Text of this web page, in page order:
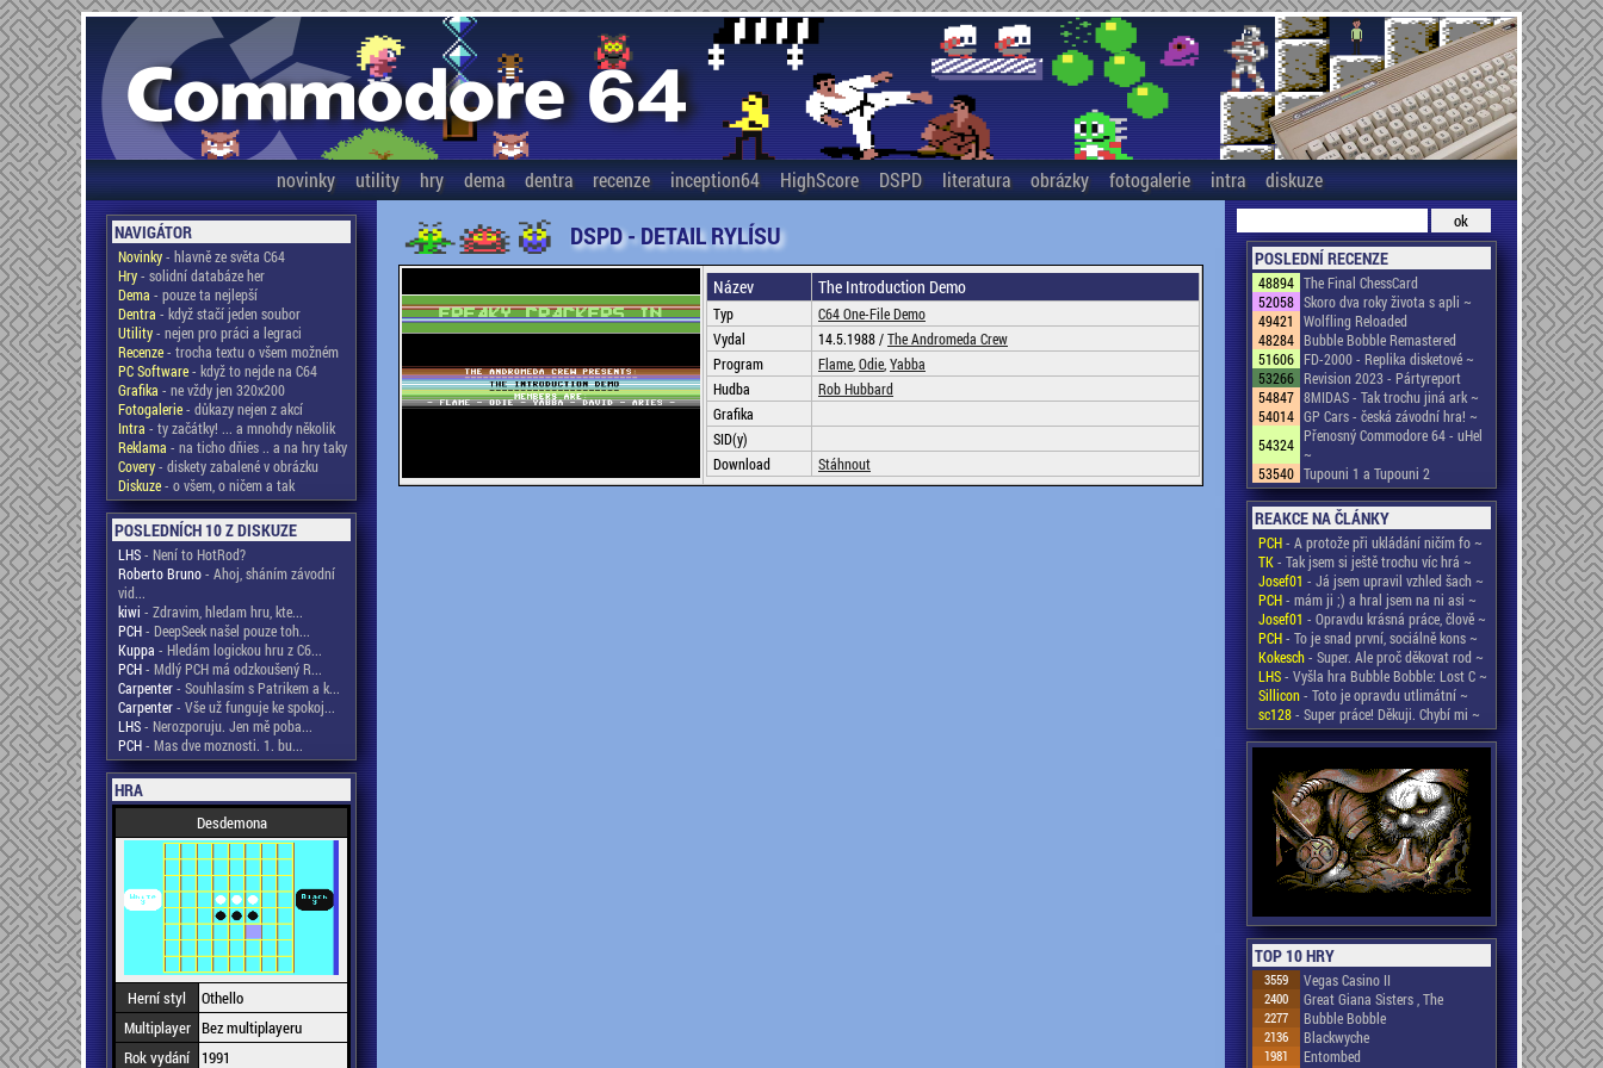
novinky utility hry dema dentra recenze inception64 HighScore DSPD literatura obrázky fotogalerie intra diskuze
NAVIGÁTOR
Novinky- hlavně ze světa C64
Hry- solidní databáze her
Dema - pouze ta nejlepší
Dentra - když stačí jeden soubor
Utility- nejen pro práci a legraci
Recenze- trocha textu o všem možném
PC Software- když to nejde na C64
Grafika - ne vždy jen 320x200
Fotogalerie- důkazy nejen z akcí
Intra - ty začátky! ... a mnohdy několik
Reklama - na ticho dňies .. a na hry taky
Covery- diskety zabalené v obrázku
Diskuze- o všem, o ničem a tak
POSLEDNÍCH 10 Z DISKUZE
LHS- Není to HotRod?
Roberto Bruno- Ahoj, sháním závodní
vid...
kiwi - Zdravim, hledam hru, kte...
PCH- DeepSeek našel pouze toh...
Kuppa - Hledám logickou hru z C6...
PCH- Mdlý PCH má odzkoušený R...
Carpenter- Souhlasím s Patrikem a k...
Carpenter- Vše už funguje ke spokoj...
LHS- Nerozporuju. Jen mě poba...
PCH- Mas dve moznosti. 1. bu...
HRA
Desdemona
Herní styl
Othello
Multiplayer Bez multiplayeru
Rok vydání
1991
DSPD - DETAIL RYLÍSU
Název The Introduction Demo
Typ
C64 One-File Demo
Vydal
14.5.1988 /The Andromeda Crew
Program
Flame Odie Yabba
Hudba
Rob Hubbard
Grafika
SID(y)
Download
Stáhnout
POSLEDNÍ RECENZE
48894 The Final ChessCard
52058 Skoro dva roky života s apli ~
49421
Wolfling Reloaded
48284 Bubble Bobble Remastered
51606 FD-2000 - Replika disketové ~
53266 Revision 2023 - Pártyreport
54847 8MIDAS - Tak trochu jiná ark ~
54014 GP Cars - česká závodní hra! ~
54324 Přenosný Commodore 64 - uHel
~
53540 Tupouni 1 a Tupouni 2
REAKCE NA ČLÁNKY
PCH- A protože při ukládání ničím fo ~
TK- Tak jsem si ještě trochu víc hrá ~
Josef01 - Já jsem upravil vzhled šach ~
PCH- mám ji ;) a hral jsem na ni asi ~
Josef01 - Opravdu krásná práce, člově ~
PCH- To je snad první, sociálně kons ~
Kokesch- Super. Ale proč děkovat rod ~
LHS- Vyšla hra Bubble Bobble: Lost C ~
Sillicon- Toto je opravdu utlimátní ~
sc128- Super práce! Děkuji. Chybí mi ~
TOP 10 HRY
3559 Vegas Casino II
2400 Great Giana Sisters , The
2277 Bubble Bobble
2136 Blackwyche
1981 Entombed